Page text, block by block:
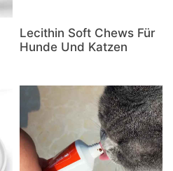
Lecithin Soft Chews Für
Hunde Und Katzen